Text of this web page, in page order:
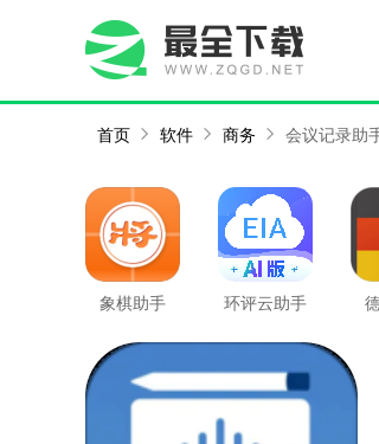
首页 软件 商务 会议记录助
象棋助手 环评云助手